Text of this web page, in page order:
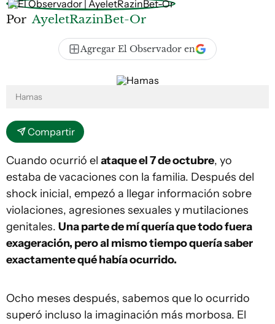
Por AyeletRazinBet-Or
Agregar El Observador en
Hamas
Compartir
Cuando ocurrió el ataque el 7 de octubre, yo
estaba de vacaciones con la familia. Después del
shock inicial, empezó a llegar información sobre
violaciones, agresiones sexuales y mutilaciones
genitales. Una parte de mí quería que todo fuera
exageración, pero al mismo tiempo quería saber
exactamente qué había ocurrido.
Ocho meses después, sabemos que lo ocurrido
superó incluso la imaginación más morbosa. El